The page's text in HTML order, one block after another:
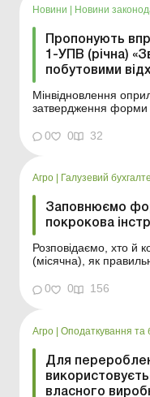
Новини Новини
Пропонують
1-УПВ (річна)
побутовими
Мінвідновлення
затвердження форми
щодо заповнення
«Звіт про
0 0 32
Агро Галузевий
Заповнюємо
покрокова
Розповідаємо, хто й
(місячна), як
а також розбираємо
збирання врожаю
0 0 156
Агро | Оподаткування та
Для
власного